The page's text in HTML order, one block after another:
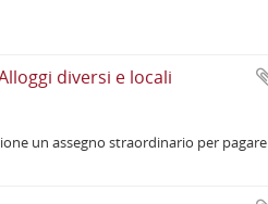
diversi e locali
un assegno straordinario per pagare